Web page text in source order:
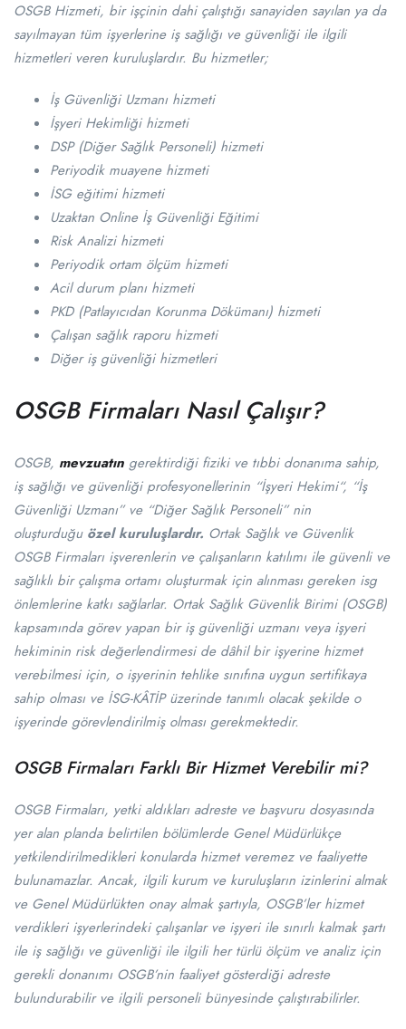
OSGB Hizmeti, bir işçinin dahi çalıştığı sanayiden sayılan ya da
sayılmayan tüm işyerlerine iş sağlığı ve güvenliği ile ilgili
hizmetleri veren kuruluşlardır. Bu hizmetler;
İş Güvenliği Uzmanı hizmeti
İşyeri Hekimliği hizmeti
DSP (Diğer Sağlık Personeli) hizmeti
Periyodik muayene hizmeti
İSG eğitimi hizmeti
Uzaktan Online İş Güvenliği Eğitimi
Risk Analizi hizmeti
Periyodik ortam ölçüm hizmeti
Acil durum planı hizmeti
PKD (Patlayıcıdan Korunma Dökümanı) hizmeti
Çalışan sağlık raporu hizmeti
Diğer iş güvenliği hizmetleri
OSGB Firmaları Nasıl Çalışır?
OSGB, mevzuatın gerektirdiği fiziki ve tıbbi donanıma sahip,
iş sağlığı ve güvenliği profesyonellerinin “İşyeri Hekimi“, “İş
Güvenliği Uzmanı” ve “Diğer Sağlık Personeli” nin
oluşturduğu özel kuruluşlardır. Ortak Sağlık ve Güvenlik
OSGB Firmaları işverenlerin ve çalışanların katılımı ile güvenli ve
sağlıklı bir çalışma ortamı oluşturmak için alınması gereken isg
önlemlerine katkı sağlarlar. Ortak Sağlık Güvenlik Birimi (OSGB)
kapsamında görev yapan bir iş güvenliği uzmanı veya işyeri
hekiminin risk değerlendirmesi de dâhil bir işyerine hizmet
verebilmesi için, o işyerinin tehlike sınıfına uygun sertifikaya
sahip olması ve İSG-KÂTİP üzerinde tanımlı olacak şekilde o
işyerinde görevlendirilmiş olması gerekmektedir.
OSGB Firmaları Farklı Bir Hizmet Verebilir mi?
OSGB Firmaları, yetki aldıkları adreste ve başvuru dosyasında
yer alan planda belirtilen bölümlerde Genel Müdürlükçe
yetkilendirilmedikleri konularda hizmet veremez ve faaliyette
bulunamazlar. Ancak, ilgili kurum ve kuruluşların izinlerini almak
ve Genel Müdürlükten onay almak şartıyla, OSGB’ler hizmet
verdikleri işyerlerindeki çalışanlar ve işyeri ile sınırlı kalmak şartı
ile iş sağlığı ve güvenliği ile ilgili her türlü ölçüm ve analiz için
gerekli donanımı OSGB’nin faaliyet gösterdiği adreste
bulundurabilir ve ilgili personeli bünyesinde çalıştırabilirler.